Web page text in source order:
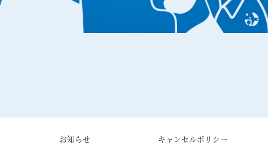
お知らせ キャンセルポリシー